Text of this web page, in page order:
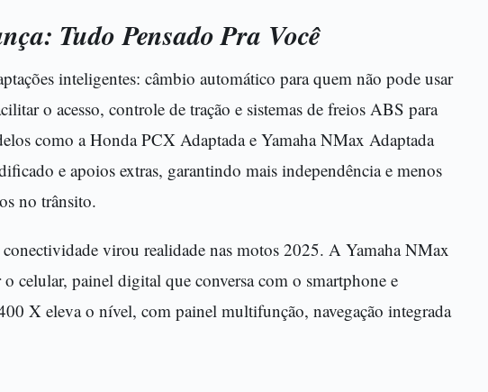
Tudo Pensado Pra Você
inteligentes: câmbio automático para quem não pode usar
o acesso, controle de tração e sistemas de freios ABS para
como a Honda PCX Adaptada e Yamaha NMax Adaptada
e apoios extras, garantindo mais independência e menos
no trânsito.
virou realidade nas motos 2025. A Yamaha NMax
celular, painel digital que conversa com o smartphone e
X eleva o nível, com painel multifunção, navegação integrada